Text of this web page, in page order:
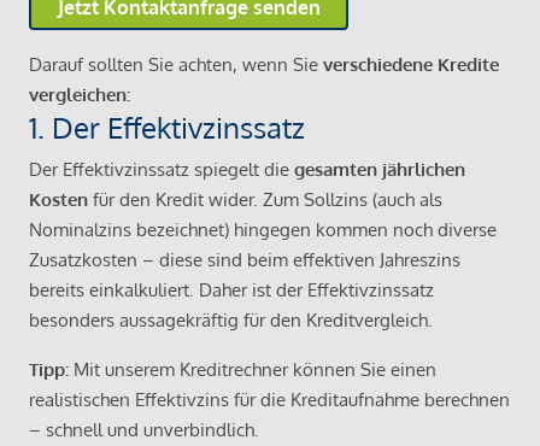
Jetzt Kontaktanfrage senden
Darauf sollten Sie achten, wenn Sie verschiedene Kredite
vergleichen:
1. Der Effektivzinssatz
Der Effektivzinssatz spiegelt die gesamten jährlichen
Kosten für den Kredit wider. Zum Sollzins (auch als
Nominalzins bezeichnet) hingegen kommen noch diverse
Zusatzkosten – diese sind beim effektiven Jahreszins
bereits einkalkuliert. Daher ist der Effektivzinssatz
besonders aussagekräftig für den Kreditvergleich.
Tipp: Mit unserem Kreditrechner können Sie einen
realistischen Effektivzins für die Kreditaufnahme berechnen
– schnell und unverbindlich.